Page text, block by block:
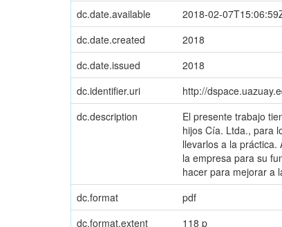
dc.date.available
2018-02-
dc.date.created
2018
dc.date.issued
2018
dc.identifier.uri
http://
dc.description
El presente trabajo
hijos Cía. Ltda., para
llevarlos a la
la empresa para su
hacer para mejorar a
dc.format pdf
dc.format.extent
118 p